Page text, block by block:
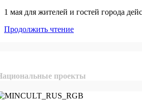
1 мая для жителей и гостей города
Продолжить чтение
проекты